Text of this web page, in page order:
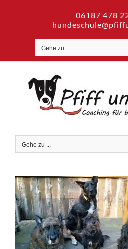
springen
06187 478
Gehe zu ...
Gehe zu ...